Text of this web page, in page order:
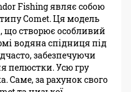
Fishing являє собою
Comet. Ця модель
що створює особливий
водяна спідниця під
забезпечуючи
пелюстки. Усю гру
Саме, за рахунок свого